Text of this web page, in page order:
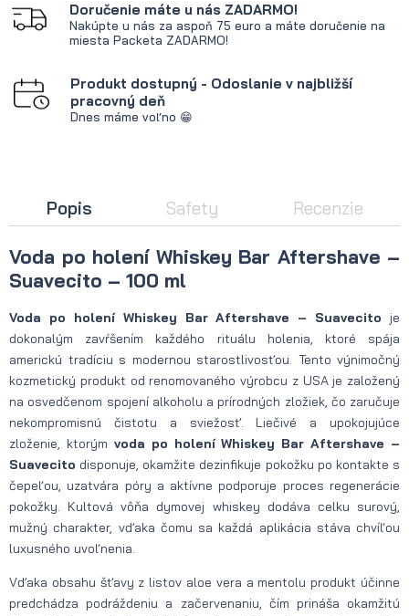
Doručenie máte u nás ZADARMO!
Nakúpte u nás za aspoň 75 euro a máte doručenie na
miesta Packeta ZADARMO!
Produkt dostupný - Odoslanie v najbližší
pracovný deň
Dnes máme voľno 😁
Popis Safety Recenzie
Voda po holení Whiskey Bar Aftershave –
Suavecito – 100 ml
Voda po holení Whiskey Bar Aftershave – Suavecito je
dokonalým zavŕšením každého rituálu holenia, ktoré spája
americkú tradíciu s modernou starostlivosťou. Tento výnimočný
kozmetický produkt od renomovaného výrobcu z USA je založený
na osvedčenom spojení alkoholu a prírodných zložiek, čo zaručuje
nekompromisnú čistotu a sviežosť. Liečivé a upokojujúce
zloženie, ktorým voda po holení Whiskey Bar Aftershave –
Suavecito disponuje, okamžite dezinfikuje pokožku po kontakte s
čepeľou, uzatvára póry a aktívne podporuje proces regenerácie
pokožky. Kultová vôňa dymovej whiskey dodáva celku surový,
mužný charakter, vďaka čomu sa každá aplikácia stáva chvíľou
luxusného uvoľnenia.
Vďaka obsahu šťavy z listov aloe vera a mentolu produkt účinne
predchádza podráždeniu a začervenaniu, čím prináša okamžitú